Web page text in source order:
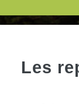
Les